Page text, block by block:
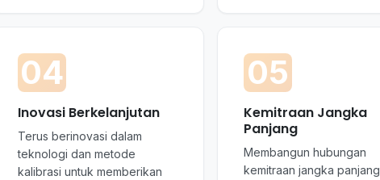
04
Inovasi Berkelanjutan
Terus berinovasi dalam
teknologi dan metode
kalibrasi untuk memberikan
05
Kemitraan Jangka
Panjang
Membangun hubungan
kemitraan jangka panjang